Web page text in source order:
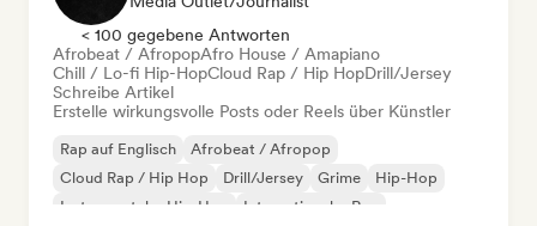
< 100 gegebene Antworten
Afrobeat / AfropopAfro House / Amapiano
Chill / Lo-fi Hip-HopCloud Rap / Hip HopDrill/Jersey
Schreibe Artikel
Erstelle wirkungsvolle Posts oder Reels über Künstler
Rap auf Englisch
Afrobeat / Afropop
Cloud Rap / Hip Hop
Drill/Jersey Grime
Hip-Hop
Instrumentaler Hip-Hop
Internationaler Rap